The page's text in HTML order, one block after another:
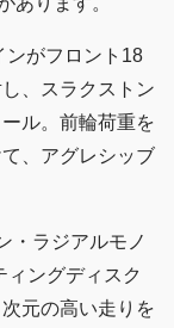
がフロント18
、スラクストン
ル。前輪荷重を
、アグレシッブ
・ラジアルモノ
ィングディスク
元の高い走りを